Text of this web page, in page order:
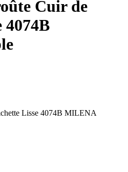
Cuir de
4074B
Lisse 4074B MILENA